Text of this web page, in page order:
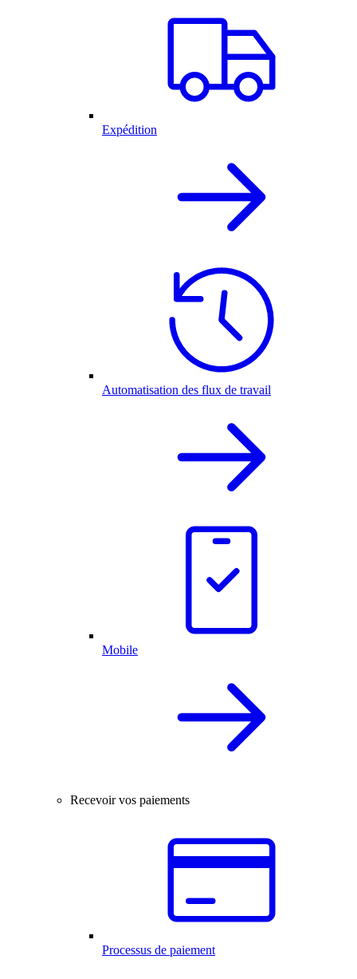
Expédition
Automatisation des flux de travail
Mobile
Recevoir vos paiements
Processus de paiement